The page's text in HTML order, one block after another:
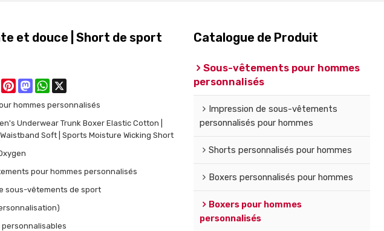
et douce | Short de sport
Facebook
PinterestMastodonWhatsApp
hommes personnalisés
Underwear Trunk Boxer Elastic Cotton |
Soft | Sports Moisture Wicking Short
pour hommes personnalisés
sous-vêtements de sport
personnalisables
Catalogue de Produit
Sous-vêtements pour hommes
personnalisés
Impression de sous-vêtements
personnalisés pour hommes
Shorts personnalisés pour hommes
Boxers personnalisés pour hommes
Boxers pour hommes
personnalisés